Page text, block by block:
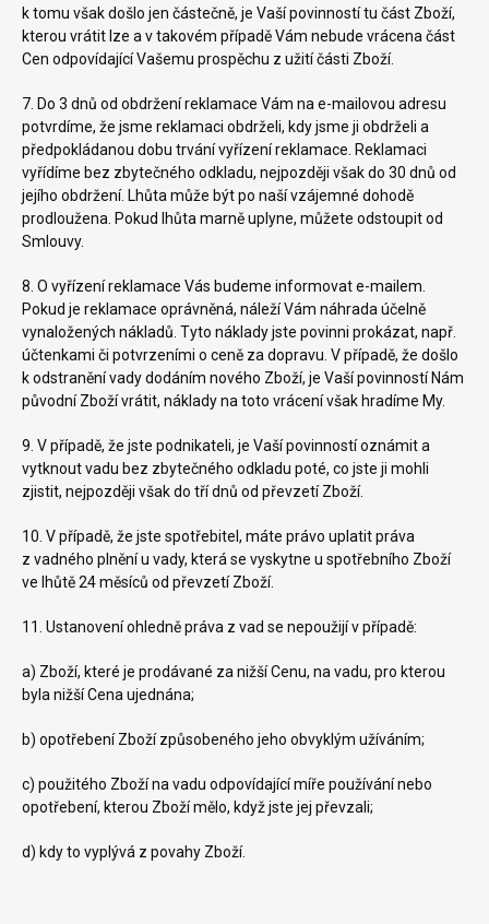
k tomu však došlo jen částečně, je Vaší povinností tu část Zboží,
kterou vrátit lze a v takovém případě Vám nebude vrácena část
Cen odpovídající Vašemu prospěchu z užití části Zboží.
7. Do 3 dnů od obdržení reklamace Vám na e-mailovou adresu
potvrdíme, že jsme reklamaci obdrželi, kdy jsme ji obdrželi a
předpokládanou dobu trvání vyřízení reklamace. Reklamaci
vyřídíme bez zbytečného odkladu, nejpozději však do 30 dnů od
jejího obdržení. Lhůta může být po naší vzájemné dohodě
prodloužena. Pokud lhůta marně uplyne, můžete odstoupit od
Smlouvy.
8. O vyřízení reklamace Vás budeme informovat e-mailem.
Pokud je reklamace oprávněná, náleží Vám náhrada účelně
vynaložených nákladů. Tyto náklady jste povinni prokázat, např.
účtenkami či potvrzeními o ceně za dopravu. V případě, že došlo
k odstranění vady dodáním nového Zboží, je Vaší povinností Nám
původní Zboží vrátit, náklady na toto vrácení však hradíme My.
9. V případě, že jste podnikateli, je Vaší povinností oznámit a
vytknout vadu bez zbytečného odkladu poté, co jste ji mohli
zjistit, nejpozději však do tří dnů od převzetí Zboží.
10. V případě, že jste spotřebitel, máte právo uplatit práva
z vadného plnění u vady, která se vyskytne u spotřebního Zboží
ve lhůtě 24 měsíců od převzetí Zboží.
11. Ustanovení ohledně práva z vad se nepoužijí v případě:
a) Zboží, které je prodávané za nižší Cenu, na vadu, pro kterou
byla nižší Cena ujednána;
b) opotřebení Zboží způsobeného jeho obvyklým užíváním;
c) použitého Zboží na vadu odpovídající míře používání nebo
opotřebení, kterou Zboží mělo, když jste jej převzali;
d) kdy to vyplývá z povahy Zboží.